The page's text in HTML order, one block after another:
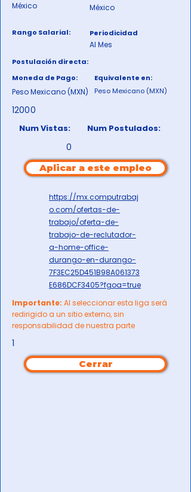
México
México
Rango Salarial: Periodicidad
Al Mes
Postulación directa:
Moneda de Pago:
Equivalente en:
Peso Mexicano (MXN) Peso Mexicano (MXN)
12000
Num Vistas: Num Postulados:
0
Aplicar a este empleo
https://mx.computrabaj
o.com/ofertas-de-
trabajo/oferta-de-
trabajo-de-reclutador-
a-home-office-
durango-en-durango-
7F3EC25D451B98A061373
E686DCF3405?fgoa=true
Importante: Al seleccionar esta liga será
redirigido a un sitio externo, sin
responsabilidad de nuestra parte
1
Cerrar